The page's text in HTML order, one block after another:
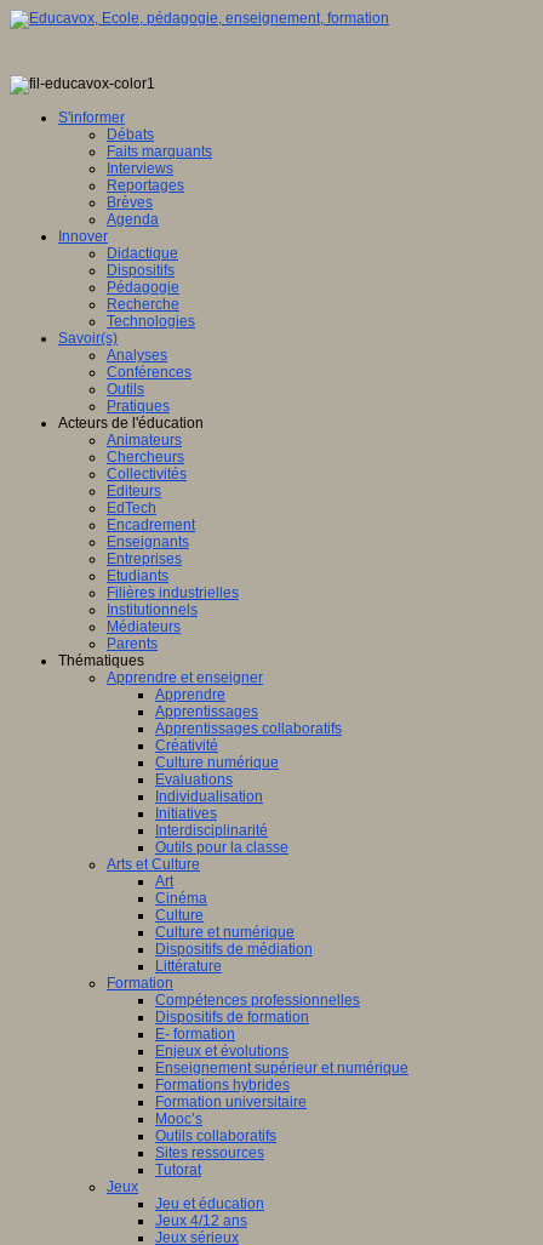
S'informer
Débats
Faits marquants
Interviews
Reportages
Brèves
Agenda
Innover
Didactique
Dispositifs
Pédagogie
Recherche
Technologies
Savoir(s)
Analyses
Conférences
Outils
Pratiques
Acteurs de l'éducation
Animateurs
Chercheurs
Collectivités
Editeurs
EdTech
Encadrement
Enseignants
Entreprises
Etudiants
Filières industrielles
Institutionnels
Médiateurs
Parents
Thématiques
Apprendre et enseigner
Apprendre
Apprentissages
Apprentissages collaboratifs
Créativité
Culture numérique
Evaluations
Individualisation
Initiatives
Interdisciplinarité
Outils pour la classe
Arts et Culture
Art
Cinéma
Culture
Culture et numérique
Dispositifs de médiation
Littérature
Formation
Compétences professionnelles
Dispositifs de formation
E- formation
Enjeux et évolutions
Enseignement supérieur et numérique
Formations hybrides
Formation universitaire
Mooc’s
Outils collaboratifs
Sites ressources
Tutorat
Jeux
Jeu et éducation
Jeux 4/12 ans
Jeux sérieux